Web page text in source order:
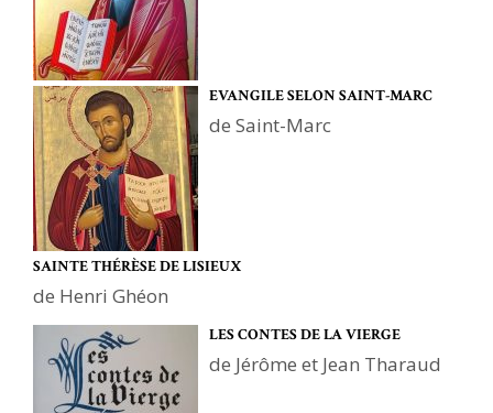
EVANGILE SELON SAINT-MARC
de Saint-Marc
SAINTE THÉRÈSE DE LISIEUX
de Henri Ghéon
LES CONTES DE LA VIERGE
de Jérôme et Jean Tharaud